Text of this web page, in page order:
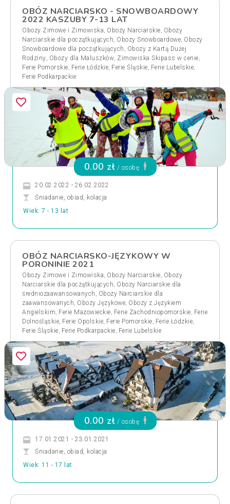
OBÓZ NARCIARSKO - SNOWBOARDOWY
2022 KASZUBY 7-13 LAT
Obozy Zimowe i Zimowiska, Obozy Narciarskie, Obozy
Narciarskie dla początkujących, Obozy Snowboardowe, Obozy
Snowboardowe dla początkujących , Obozy z Kartą Dużej
Rodziny, Obozy dla Maluszków, Zimowiska Skipass w cenie,
Ferie Pomorskie, Ferie Łódzkie, Ferie Śląskie, Ferie Lubelskie,
Ferie Podkarpackie
0.00 zł / osobę
20.02.2022 - 26.02.2022
Śniadanie, obiad, kolacja
Wiek: 7 - 13 lat
OBÓZ NARCIARSKO-JĘZYKOWY W
PORONINIE 2021
Obozy Zimowe i Zimowiska, Obozy Narciarskie, Obozy
Narciarskie dla początkujących, Obozy Narciarskie dla
średniozaawansowanych , Obozy Narciarskie dla
zaawansowanych, Obozy Językowe, Obozy z Językiem
Angielskim, Ferie Mazowieckie, Ferie Zachodniopomorskie, Ferie
Dolnośląskie, Ferie Opolskie, Ferie Pomorskie, Ferie Łódzkie,
Ferie Śląskie, Ferie Podkarpackie, Ferie Lubelskie
0.00 zł / osobę
17.01.2021 - 23.01.2021
Śniadanie, obiad, kolacja
Wiek: 11 - 17 lat